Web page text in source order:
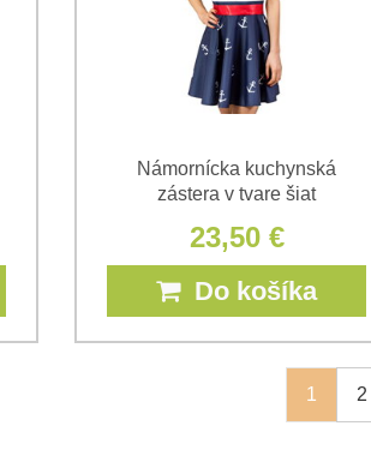
Námornícka kuchynská
zástera v tvare šiat
23,50 €
Do košíka
1 2